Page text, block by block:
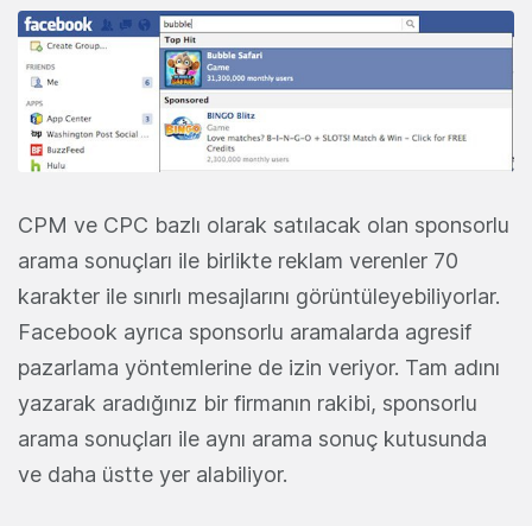
CPM ve CPC bazlı olarak satılacak olan sponsorlu
arama sonuçları ile birlikte reklam verenler 70
karakter ile sınırlı mesajlarını görüntüleyebiliyorlar.
Facebook ayrıca sponsorlu aramalarda agresif
pazarlama yöntemlerine de izin veriyor. Tam adını
yazarak aradığınız bir firmanın rakibi, sponsorlu
arama sonuçları ile aynı arama sonuç kutusunda
ve daha üstte yer alabiliyor.